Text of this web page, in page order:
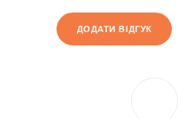
ДОДАТИ ВIДГУК